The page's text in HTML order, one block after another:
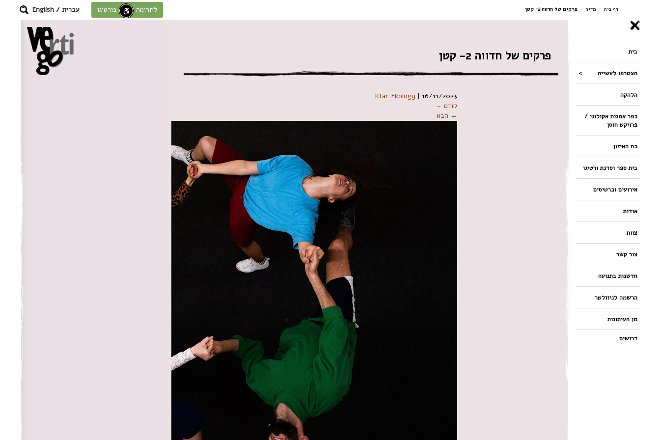
דף בית > מדיה > פרקים של חדווה 2- קטן לתרומה לחוסן בורטיגו עברית /
English
בית
הצטרפו לעשייה
הלהקה
כפר אמנות אקולוגי /
פרויקט חוסן
כח האיזון
בית ספר וסדנת ורטיגו
אירועים וכרטיסים
אודות
צוות
צור קשר
חדשנות בתנועה
הרשמה לניוזלטר
מן העיתונות
דרושים
פרקים של חדווה 2- קטן
Kfar_Ekology | 16/11/2023
קודם →
← הבא